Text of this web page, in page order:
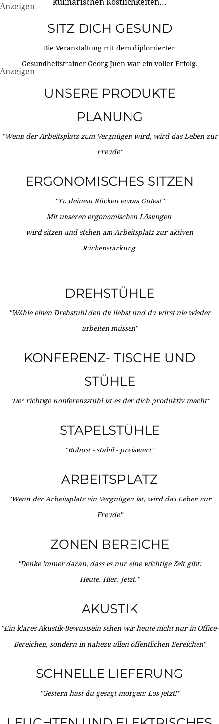
kulinarischen Köstlichkeiten...
Anzeigen
SITZ DICH GESUND
Die Veranstaltung mit dem diplomierten
Gesundheitstrainer Georg Juen war ein voller Erfolg.
Anzeigen
UNSERE PRODUKTE
PLANUNG
"Wenn der Arbeitsplatz zum Vergnügen wird, wird das Leben zur
Freude"
ERGONOMISCHES SITZEN
"Tu deinem Rücken etwas Gutes!"
Mit unseren ergonomischen Lösungen
wird sitzen und stehen am Arbeitsplatz zur aktiven
Rückenstärkung.
DREHSTÜHLE
"Wähle einen Drehstuhl den du liebst und du wirst nie wieder
arbeiten müssen"
KONFERENZ- TISCHE UND
STÜHLE
"Der richtige Konferenzstuhl ist es der dich produktiv macht"
STAPELSTÜHLE
"Robust - stabil - preiswert"
ARBEITSPLATZ
"Wenn der Arbeitsplatz ein Vergnügen ist, wird das Leben zur
Freude"
ZONEN BEREICHE
"Denke immer daran, dass es nur eine wichtige Zeit gibt:
Heute. Hier. Jetzt."
AKUSTIK
"Ein klares Akustik-Bewustsein sehen wir heute nicht nur in Office-
Bereichen, sondern in nahezu allen öffentlichen Bereichen"
SCHNELLE LIEFERUNG
"Gestern hast du gesagt morgen: Los jetzt!"